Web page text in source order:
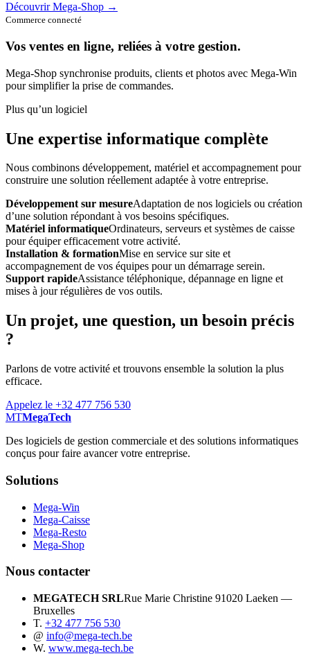
Découvrir Mega-Shop →
Commerce connecté
Vos ventes en ligne, reliées à votre gestion.
Mega-Shop synchronise produits, clients et photos avec Mega-Win
pour simplifier la prise de commandes.
Plus qu’un logiciel
Une expertise informatique complète
Nous combinons développement, matériel et accompagnement pour
construire une solution réellement adaptée à votre entreprise.
Développement sur mesureAdaptation de nos logiciels ou création
d’une solution répondant à vos besoins spécifiques.
Matériel informatiqueOrdinateurs, serveurs et systèmes de caisse
pour équiper efficacement votre activité.
Installation & formationMise en service sur site et
accompagnement de vos équipes pour un démarrage serein.
Support rapideAssistance téléphonique, dépannage en ligne et
mises à jour régulières de vos outils.
Un projet, une question, un besoin précis
?
Parlons de votre activité et trouvons ensemble la solution la plus
efficace.
Appelez le +32 477 756 530
MTMegaTech
Des logiciels de gestion commerciale et des solutions informatiques
conçus pour faire avancer votre entreprise.
Solutions
Mega-Win
Mega-Caisse
Mega-Resto
Mega-Shop
Nous contacter
MEGATECH SRLRue Marie Christine 91020 Laeken —
Bruxelles
T. +32 477 756 530
@ info@mega-tech.be
W. www.mega-tech.be